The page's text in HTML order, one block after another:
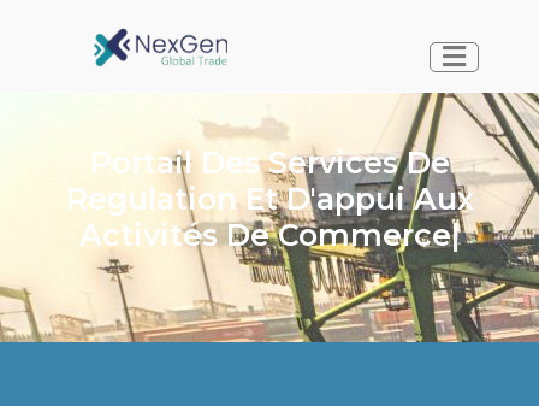
Portail Des Services De
Regulation Et D'appui Aux
Activités De Commerce